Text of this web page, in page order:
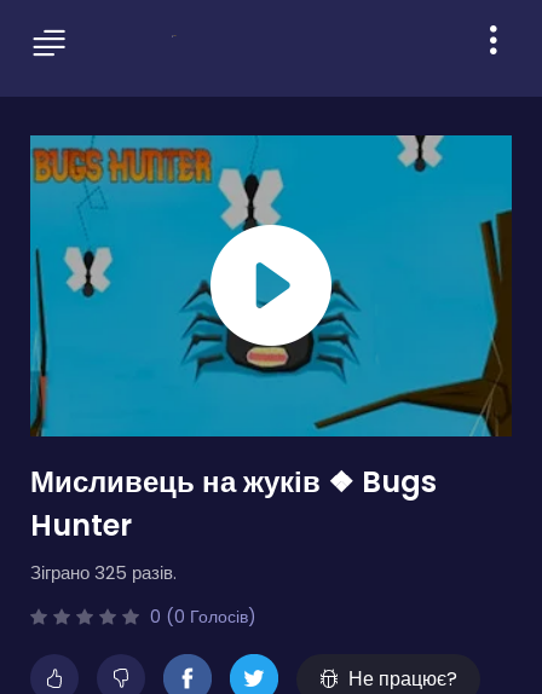
Мисливець на жуків ❖ Bugs
Hunter
Зіграно 325 разів.
0 (0 Голосів)
Не працює?